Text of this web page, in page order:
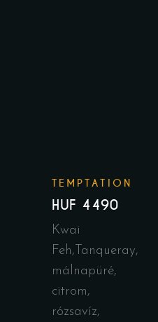
TEMPTATION
HUF 4490
Kwai
Feh,Tanqueray,
málnapüré,
citrom,
rózsavíz,